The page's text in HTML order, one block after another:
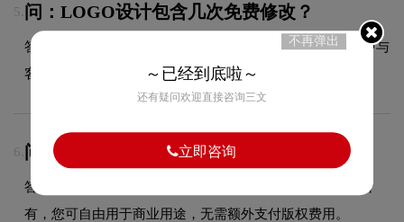
5. 问：LOGO设计包含几次免费修改？
答：具体修改次数依据合同约定执行，我们会在设计过程中与
客户充分沟通，确保最终方案达到满意效果。
6. 问：LOGO商用版权归属？
答：项目尾款结清后，LOGO设计版权将完整移交给甲方所
有，您可自由用于商业用途，无需额外支付版权费用。
不再弹出
～已经到底啦～
还有疑问欢迎直接咨询三文
立即咨询